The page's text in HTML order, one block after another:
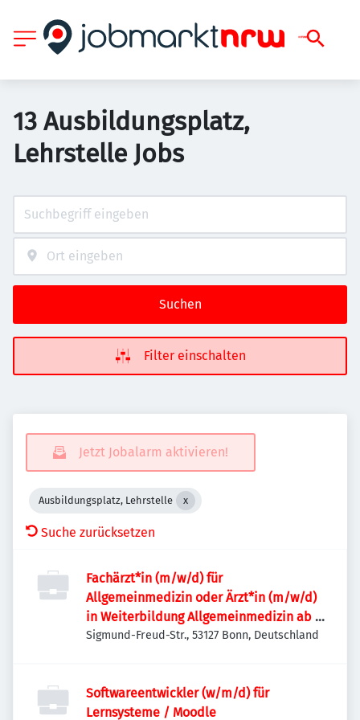
13 Ausbildungsplatz,
Lehrstelle Jobs
Suchen
Filter einschalten
Jetzt Jobalarm aktivieren!
Ausbildungsplatz, Lehrstelle
Suche zurücksetzen
Fachärzt*in (m/w/d) für
Allgemeinmedizin oder Ärzt*in (m/w/d)
in Weiterbildung Allgemeinmedizin ab 3.
WB-Jahr für innovative Lehre und
Sigmund-Freud-Str., 53127 Bonn, Deutschland
Softwareentwickler (w/m/d) für
Lernsysteme / Moodle